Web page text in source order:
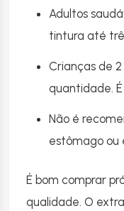
Adultos
tintura até
Crianças de
quantidade.
Não é
estômago ou
É bom comprar
qualidade. O